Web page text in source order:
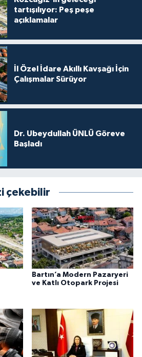
tartışılıyor: Peş peşe
açıklamalar
İl Özel İdare Akıllı Kavşağı İçin
Çalışmalar Sürüyor
Dr. Ubeydullah ÜNLÜ Göreve
Başladı
çekebilir
Bartın’a Modern Pazaryeri
ve Katlı Otopark Projesi